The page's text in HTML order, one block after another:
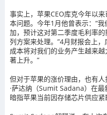
事实上，苹果CEO库克今年以
本问题。今年1月他曾表示：“
加，预计这对第二季度毛利率
列方案来处理。”4月财报会上
成本将对我们的业务产生越来
著上升。”
但对于苹果的涨价理由，也有
·萨达纳（Sumit Sadana）在最
暗指苹果当前因存储芯片供应紧